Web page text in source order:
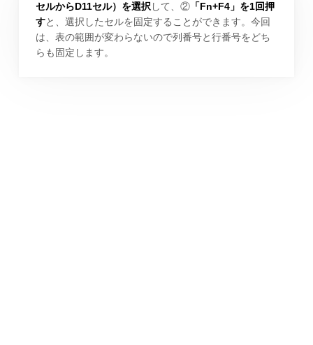
セルからD11セル）を選択 して、②「Fn+F4」を1回押
すと、選択したセルを固定することができます。今回
は、表の範囲が変わらないので列番号と行番号をどち
らも固定します。